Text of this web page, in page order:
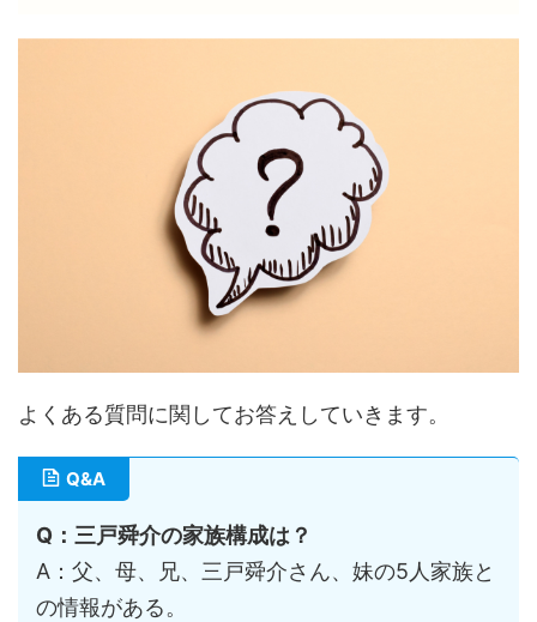
よくある質問に関してお答えしていきます。
Q&A
Q：三戸舜介の家族構成は？
A：父、母、兄、三戸舜介さん、妹の5人家族と
の情報がある。